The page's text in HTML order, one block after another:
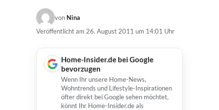
von Nina
Veröffentlicht am 26. August 2011 um 14:01 Uhr
Home-Insider.de bei Google
bevorzugen
Wenn Ihr unsere Home-News,
Wohntrends und Lifestyle-Inspirationen
öfter direkt bei Google sehen möchtet,
könnt Ihr Home-Insider.de als